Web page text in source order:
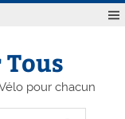
pour chacun